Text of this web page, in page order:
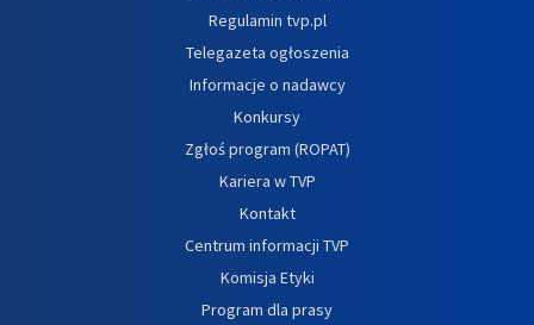
Regulamin tvp.pl
Telegazeta ogłoszenia
Informacje o nadawcy
Konkursy
Zgłoś program (ROPAT)
Kariera w TVP
Kontakt
Centrum informacji TVP
Komisja Etyki
Program dla prasy